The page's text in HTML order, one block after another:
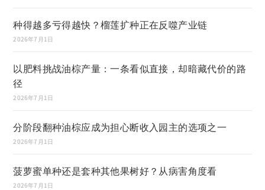
种得越多亏得越快？榴莲扩种正在反噬产业链
2026年7月1日
以肥料挑战油棕产量：一条看似直接，却暗藏代价的路
径
2026年7月1日
分阶段翻种油棕应成为担心断收入园主的选项之一
2026年7月1日
菠萝蜜单种还是套种其他果树好？从病害角度看
2026年7月1日